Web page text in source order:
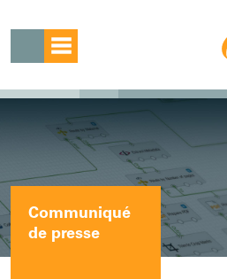
Communiqué
de presse